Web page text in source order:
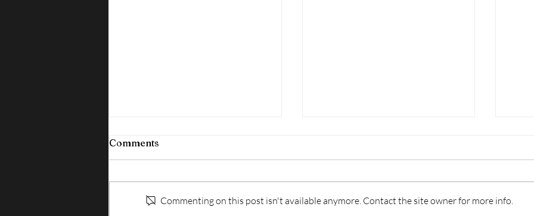
Comments
Commenting on this post isn't available anymore. Contact the site owner for more info.